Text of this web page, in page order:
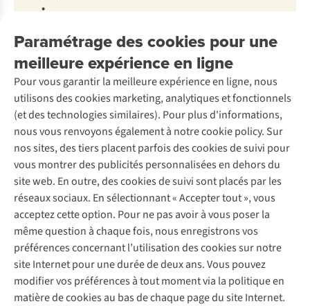
•
de
difficulté :
Bon
savoir :
chiens
en
sont
les
bienvenus
Paramétrage des cookies pour une
meilleure expérience en ligne
Pour vous garantir la meilleure expérience en ligne, nous
utilisons des cookies marketing, analytiques et fonctionnels
(et des technologies similaires). Pour plus d'informations,
nous vous renvoyons également à notre cookie policy. Sur
nos sites, des tiers placent parfois des cookies de suivi pour
vous montrer des publicités personnalisées en dehors du
site web. En outre, des cookies de suivi sont placés par les
réseaux sociaux. En sélectionnant « Accepter tout », vous
acceptez cette option. Pour ne pas avoir à vous poser la
même question à chaque fois, nous enregistrons vos
préférences concernant l’utilisation des cookies sur notre
site Internet pour une durée de deux ans. Vous pouvez
modifier vos préférences à tout moment via la politique en
matière de cookies au bas de chaque page du site Internet.